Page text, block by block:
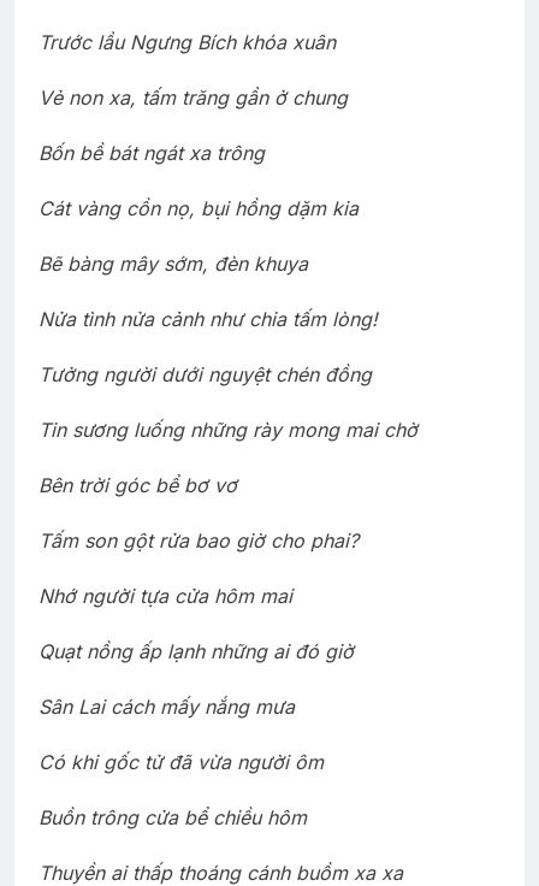
Trước lầu Ngưng Bích khóa xuân
Vẻ non xa, tấm trăng gần ở chung
Bốn bề bát ngát xa trông
Cát vàng cồn nọ, bụi hồng dặm kia
Bẽ bàng mây sớm, đèn khuya
Nửa tình nửa cảnh như chia tấm lòng!
Tưởng người dưới nguyệt chén đồng
Tin sương luống những rày mong mai chờ
Bên trời góc bể bơ vơ
Tấm son gột rửa bao giờ cho phai?
Nhớ người tựa cửa hôm mai
Quạt nồng ấp lạnh những ai đó giờ
Sân Lai cách mấy nắng mưa
Có khi gốc tử đã vừa người ôm
Buồn trông cửa bể chiều hôm
Thuyền ai thấp thoáng cánh buồm xa xa